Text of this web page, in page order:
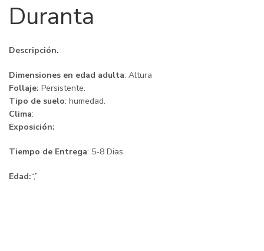
Duranta
Descripción.
Dimensiones en edad adulta: Altura
Follaje: Persistente.
Tipo de suelo: humedad.
Clima:
Exposición:
Tiempo de Entrega: 5-8 Dias.
Edad:“,”